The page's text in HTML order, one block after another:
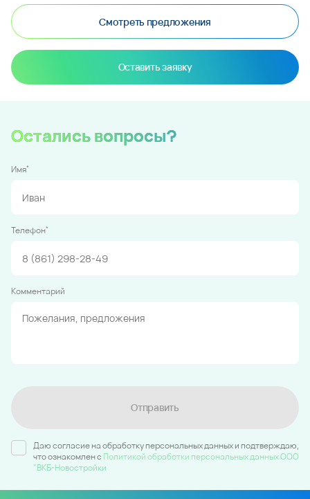
Смотреть предложения
Оставить заявку
Остались вопросы?
Имя*
Телефон*
Комментарий
Отправить
Даю согласие на обработку персональных данных и подтверждаю,
что ознакомлен c Политикой обработки персональных данных ООО
"ВКБ-Новостройки